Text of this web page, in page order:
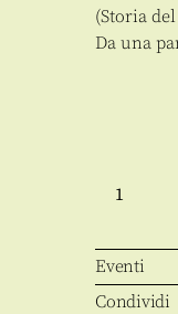
(Storia
Da una
Kafka
Welles:
Il
processo
quantità
Eventi
Condividi